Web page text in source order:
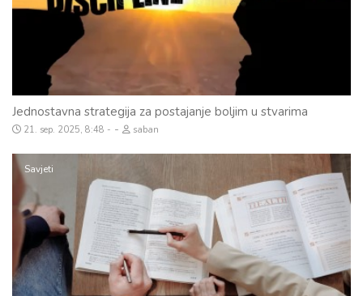
Jednostavna strategija za postajanje boljim u stvarima
21. sep. 2025, 8:48 - saban
Savjeti